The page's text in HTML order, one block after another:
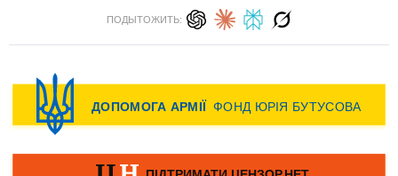
ПОДЫТОЖИТЬ: